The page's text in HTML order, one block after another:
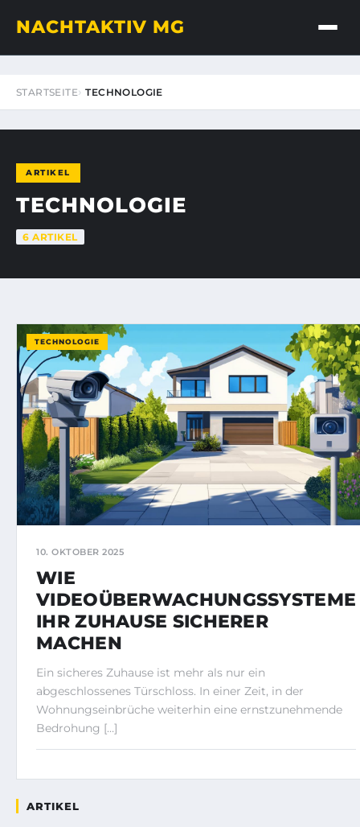
NACHTAKTIV MG
STARTSEITE TECHNOLOGIE
ARTIKEL
TECHNOLOGIE
6 ARTIKEL
TECHNOLOGIE
10. OKTOBER 2025
WIE
VIDEOÜBERWACHUNGSSYSTEME
IHR ZUHAUSE SICHERER
MACHEN
Ein sicheres Zuhause ist mehr als nur ein
abgeschlossenes Türschloss. In einer Zeit, in der
Wohnungseinbrüche weiterhin eine ernstzunehmende
Bedrohung […]
ARTIKEL